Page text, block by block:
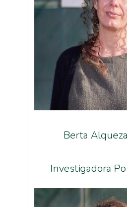
Berta
Investigadora